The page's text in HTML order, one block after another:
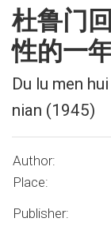
杜鲁门
性的一
Du lu men
nian (1945)
Author:
Place:
Publisher: